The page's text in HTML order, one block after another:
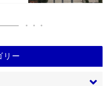
リー